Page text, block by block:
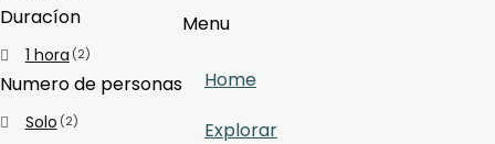
Duracíon
1 hora (2)
Numero de personas
Solo (2)
Menu
Home
Explorar